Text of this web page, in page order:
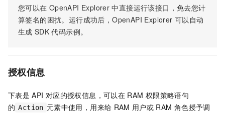
您可以在 OpenAPI Explorer 中直接运行该接口，免去您计
算签名的困扰。运行成功后，OpenAPI Explorer 可以自动
生成 SDK 代码示例。
授权信息
下表是 API 对应的授权信息，可以在 RAM 权限策略语句
的 Action 元素中使用，用来给 RAM 用户或 RAM 角色授予调